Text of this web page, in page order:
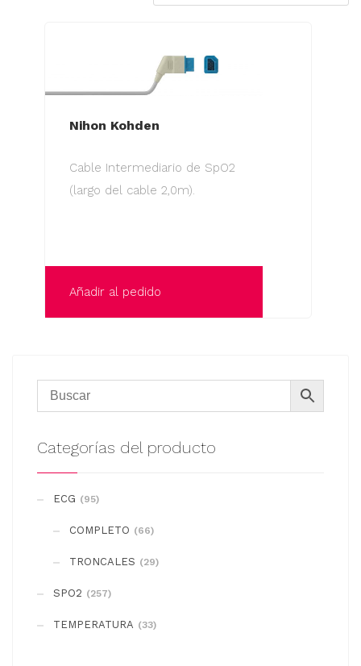
Nihon Kohden
Cable Intermediario de SpO2
(largo del cable 2,0m).
Añadir al pedido
Categorías del producto
ECG (95)
COMPLETO (66)
TRONCALES (29)
SPO2 (257)
TEMPERATURA (33)